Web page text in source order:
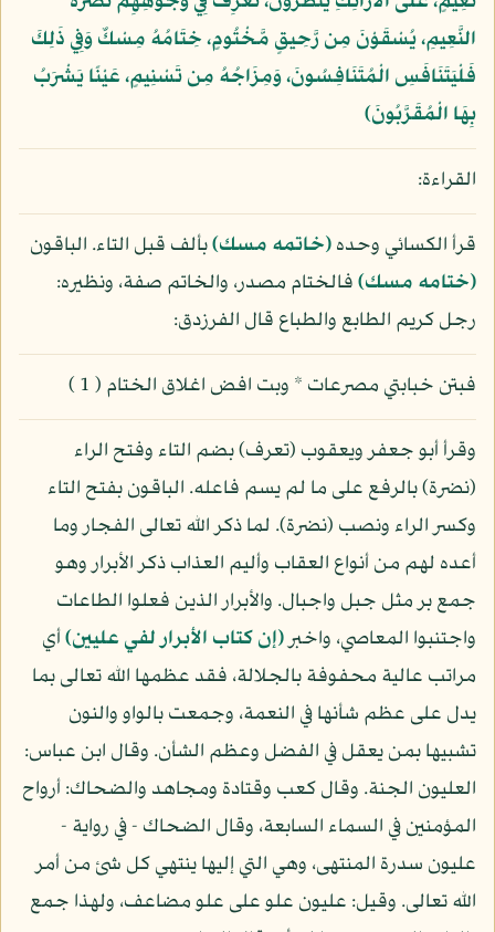
النَّعِيمِ، يُسْقَوْنَ مِن رَّحِيقٍ مَّخْتُومٍ، خِتَامُهُ مِسْكٌ وَفِي ذَلِكَ
فَلْيَتَنَافَسِ الْمُتَنَافِسُونَ، وَمِزَاجُهُ مِن تَسْنِيمٍ، عَيْنًا يَشْرَبُ
بِهَا الْمُقَرَّبُونَ﴾
القراءة:
قرأ الكسائي وحده(خاتمه مسك)بألف قبل التاء. الباقون
(ختامه مسك)فالختام مصدر، والخاتم صفة، ونظيره:
رجل كريم الطابع والطباع قال الفرزدق:
فبتن خبابتي مصرعات * وبت افض اغلاق الختام ( 1 )
وقرأ أبو جعفر ويعقوب (تعرف) بضم التاء وفتح الراء
(نضرة) بالرفع على ما لم يسم فاعله. الباقون بفتح التاء
وكسر الراء ونصب (نضرة). لما ذكر الله تعالى الفجار وما
أعده لهم من أنواع العقاب وأليم العذاب ذكر الأبرار وهو
جمع بر مثل جبل واجبال. والأبرار الذين فعلوا الطاعات
واجتنبوا المعاصي، واخبر(إن كتاب الأبرار لفي عليين)أي
مراتب عالية محفوفة بالجلالة، فقد عظمها الله تعالى بما
يدل على عظم شأنها في النعمة، وجمعت بالواو والنون
تشبيها بمن يعقل في الفضل وعظم الشأن. وقال ابن عباس:
العليون الجنة. وقال كعب وقتادة ومجاهد والضحاك: أرواح
المؤمنين في السماء السابعة، وقال الضحاك - في رواية -
عليون سدرة المنتهى، وهي التي إليها ينتهي كل شئ من أمر
الله تعالى. وقيل: عليون علو على علو مضاعف، ولهذا جمع